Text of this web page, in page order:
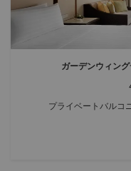
ガーデンウィン
プライベートバルコ